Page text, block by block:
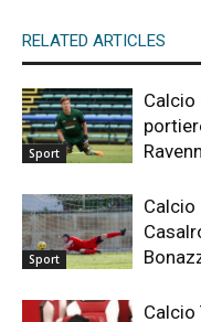
RELATED ARTICLES
Sport
Calcio
Sport
Calcio
Calcio